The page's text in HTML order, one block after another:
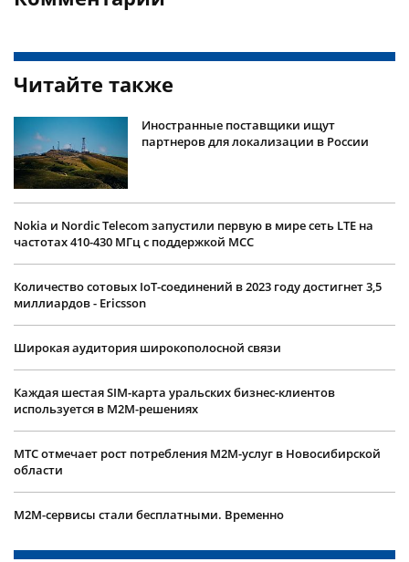
Читайте также
Иностранные поставщики ищут
партнеров для локализации в России
Nokia и Nordic Telecom запустили первую в мире сеть LTE на
частотах 410-430 МГц с поддержкой MCC
Количество сотовых IoT-соединений в 2023 году достигнет 3,5
миллиардов - Ericsson
Широкая аудитория широкополосной связи
​Каждая шестая SIM-карта уральских бизнес-клиентов
используется в M2M-решениях
МТС отмечает рост потребления М2М-услуг в Новосибирской
области
М2М-сервисы стали бесплатными. Временно